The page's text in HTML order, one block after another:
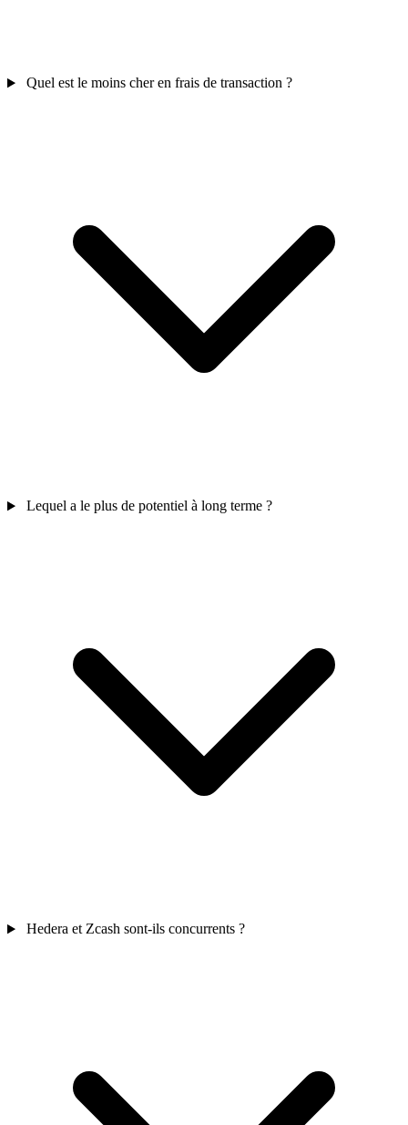
Quel est le moins cher en frais de transaction ?
Lequel a le plus de potentiel à long terme ?
Hedera et Zcash sont-ils concurrents ?